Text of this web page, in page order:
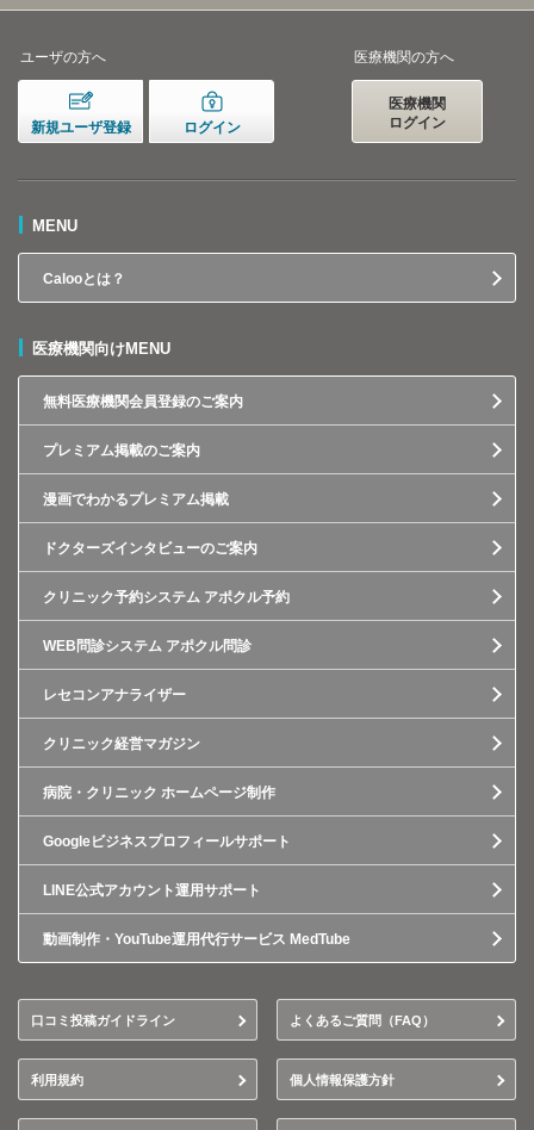
ユーザの方へ
新規ユーザ登録 ログイン
医療機関の方へ
医療機関
ログイン
MENU
Calooとは？
医療機関向けMENU
無料医療機関会員登録のご案内
プレミアム掲載のご案内
漫画でわかるプレミアム掲載
ドクターズインタビューのご案内
クリニック予約システム アポクル予約
WEB問診システム アポクル問診
レセコンアナライザー
クリニック経営マガジン
病院・クリニック ホームページ制作
Googleビジネスプロフィールサポート
LINE公式アカウント運用サポート
動画制作・YouTube運用代行サービス MedTube
口コミ投稿ガイドライン よくあるご質問（FAQ）
利用規約 個人情報保護方針